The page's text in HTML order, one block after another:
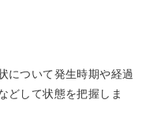
について発生時期や経過
どして状態を把握しま